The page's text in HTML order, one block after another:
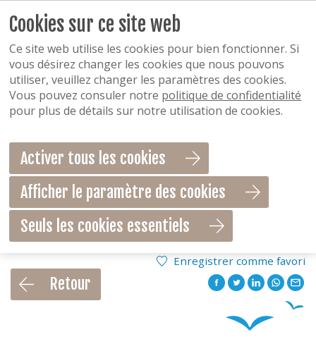
Enregistrer comme favori
Retour
Cookies sur ce site web
Ce site web utilise les cookies pour bien fonctionner. Si
vous désirez changer les cookies que nous pouvons
utiliser, veuillez changer les paramètres des cookies.
Vous pouvez consuler notre politique de confidentialité
pour plus de détails sur notre utilisation de cookies.
Activer tous les cookies
Afficher le paramètre des cookies
Seuls les cookies essentiels